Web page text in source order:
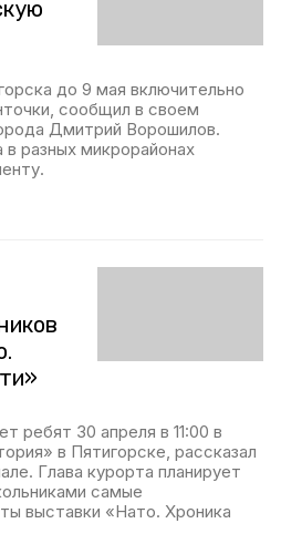
до 9 мая включительно
сообщил в своем
Дмитрий Ворошилов.
разных микрорайонах
ребят 30 апреля в 11:00 в
в Пятигорске, рассказал
Глава курорта планирует
самые
выставки «Нато. Хроника